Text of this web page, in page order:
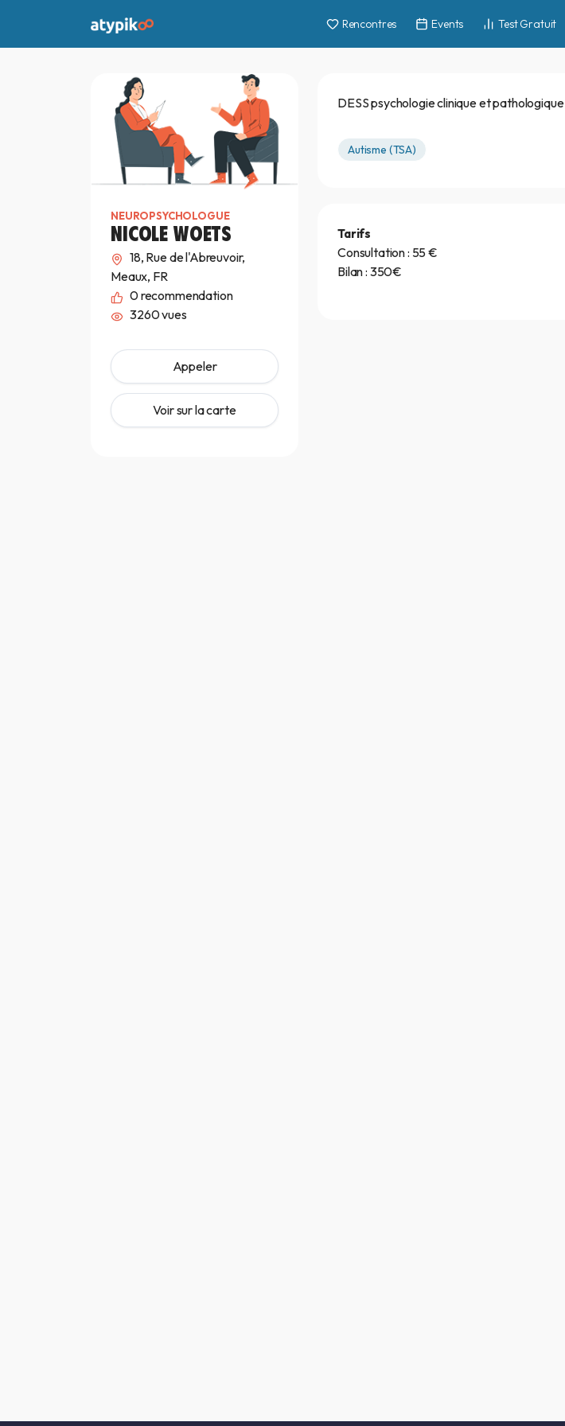
Rencontres Events Test Gratuit
NEUROPSYCHOLOGUE
NICOLE WOETS
18, Rue de l'Abreuvoir,
Meaux, FR
0recommendation
3260 vues
Appeler
Voir sur la carte
DESS psychologie clinique et pathologique
Autisme (TSA)
Tarifs
Consultation : 55 €
Bilan : 350€